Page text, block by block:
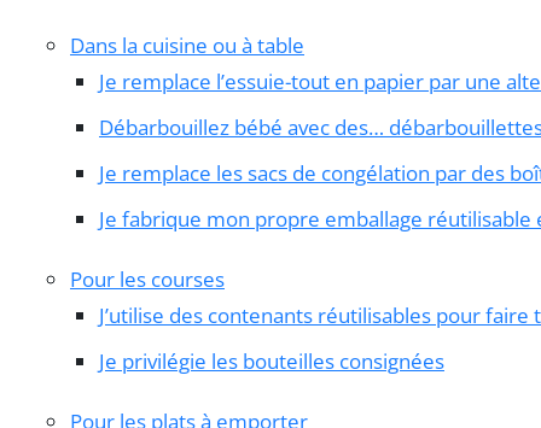
Dans la cuisine ou à table
Je remplace l’essuie-tout en papier par une
Débarbouillez bébé avec des…
Je remplace les sacs de congélation par des
Je fabrique mon propre emballage réutilisable
Pour les courses
J’utilise des contenants réutilisables pour
Je privilégie les bouteilles consignées
Pour les plats à emporter